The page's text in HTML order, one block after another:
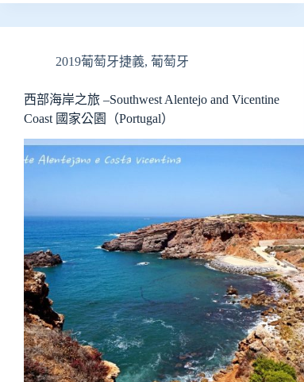
2019葡萄牙捷義, 葡萄牙
西部海岸之旅 –Southwest Alentejo and Vicentine
Coast 國家公園（Portugal）